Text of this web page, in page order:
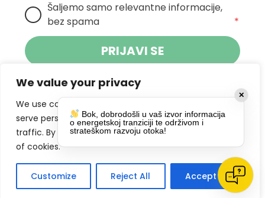
We value your privacy
We use cookies to enhance your browsing experience,
serve personalized ads or content, and analyze our
traffic. By clicking "Accept All", you consent to our use
of cookies.
Customize Reject All Accept All
Šaljemo samo relevantne informacije,
bez spama
*
PRIJAVI SE
Klikom na gumb dajete suglasnost za
primanje novosti Pokreta Otoka te se
slažete spolitikom privatnosti.
DRUŠTVENE MREŽE
✕
Bok, dobrodošli u vaš izvor informacija
o energetskoj tranziciji te održivom i
strateškom razvoju otoka!